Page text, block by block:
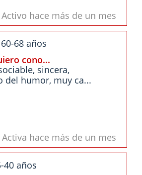
Activo hace más de un mes
68 años
cono...
sincera,
del humor, muy ca...
Activa hace más de un mes
40 años